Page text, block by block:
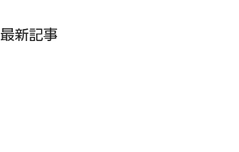
最新記事